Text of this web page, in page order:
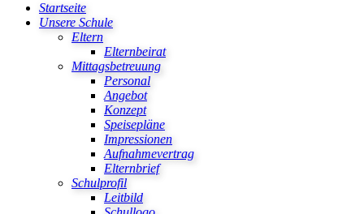
Startseite
Unsere Schule
Eltern
Elternbeirat
Mittagsbetreuung
Personal
Angebot
Konzept
Speisepläne
Impressionen
Aufnahmevertrag
Elternbrief
Schulprofil
Leitbild